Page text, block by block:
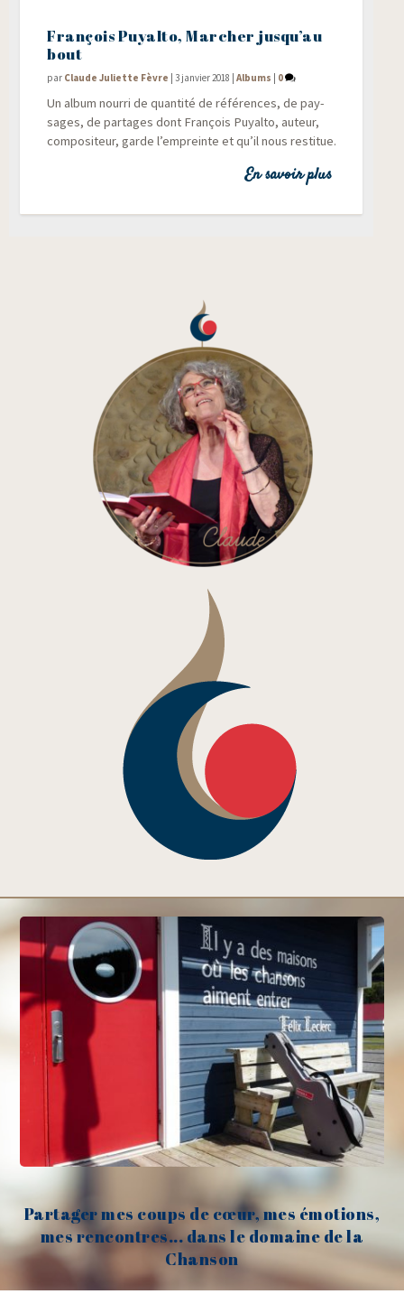
François Puyalto, Marcher jusqu’au
bout
par Claude Juliette Fèvre |3 janvier 2018 |Albums | 0
Un album nour­ri de quan­ti­té de réfé­rences, de pay­
sages, de par­tages dont Fran­çois Puyal­to, auteur,
com­po­si­teur, garde l’empreinte et qu’il nous restitue.
En savoir plus
Partager mes coups de cœur, mes émotions,
mes rencontres... dans le domaine de la
Chanson